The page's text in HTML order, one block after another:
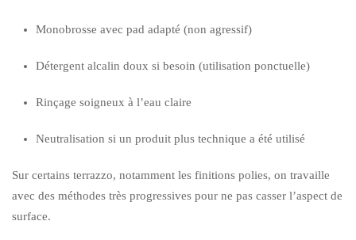
Monobrosse avec pad adapté (non agressif)
Détergent alcalin doux si besoin (utilisation ponctuelle)
Rinçage soigneux à l’eau claire
Neutralisation si un produit plus technique a été utilisé
Sur certains terrazzo, notamment les finitions polies, on travaille
avec des méthodes très progressives pour ne pas casser l’aspect de
surface.